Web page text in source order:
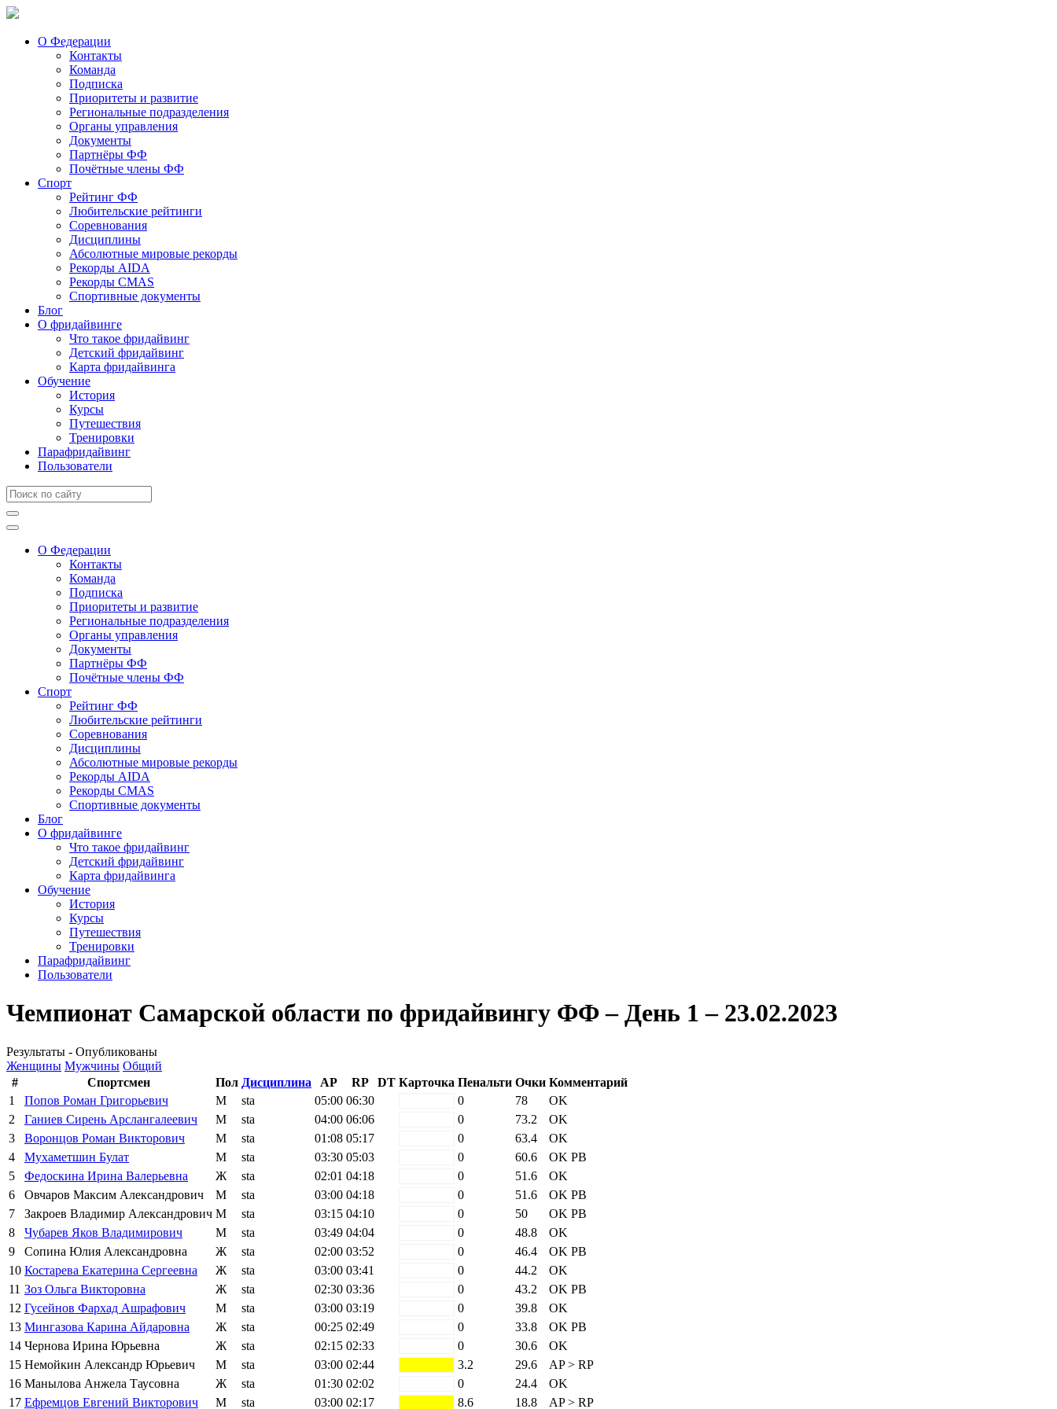
О Федерации
Контакты
Команда
Подписка
Приоритеты и развитие
Региональные подразделения
Органы управления
Документы
Партнёры ФФ
Почётные члены ФФ
Спорт
Рейтинг ФФ
Любительские рейтинги
Соревнования
Дисциплины
Абсолютные мировые рекорды
Рекорды AIDA
Рекорды CMAS
Спортивные документы
Блог
О фридайвинге
Что такое фридайвинг
Детский фридайвинг
Карта фридайвинга
Обучение
История
Курсы
Путешествия
Тренировки
Парафридайвинг
Пользователи
О Федерации
Контакты
Команда
Подписка
Приоритеты и развитие
Региональные подразделения
Органы управления
Документы
Партнёры ФФ
Почётные члены ФФ
Спорт
Рейтинг ФФ
Любительские рейтинги
Соревнования
Дисциплины
Абсолютные мировые рекорды
Рекорды AIDA
Рекорды CMAS
Спортивные документы
Блог
О фридайвинге
Что такое фридайвинг
Детский фридайвинг
Карта фридайвинга
Обучение
История
Курсы
Путешествия
Тренировки
Парафридайвинг
Пользователи
Чемпионат Самарской области по фридайвингу ФФ – День 1 – 23.02.2023
Результаты - Опубликованы
Женщины Мужчины Общий
#
Спортсмен Пол Дисциплина AP RP DT Карточка Пенальти Очки Комментарий
1
Попов Роман Григорьевич М sta 05:00 06:30 0 78
OK
2
Ганиев Сирень Арслангалеевич М sta 04:00 06:06 0 73.2
OK
3
Воронцов Роман Викторович М sta 01:08 05:17 0 63.4
OK
4
Мухаметшин Булат М sta 03:30 05:03 0 60.6 OK PB
5
Федоскина Ирина Валерьевна Ж sta 02:01 04:18 0 51.6
OK
6
Овчаров Максим Александрович М sta 03:00 04:18 0 51.6 OK PB
7
Закроев Владимир Александрович М sta 03:15 04:10 0 50 OK PB
8
Чубарев Яков Владимирович М sta 03:49 04:04 0 48.8
OK
9
Сопина Юлия Александровна Ж sta 02:00 03:52 0 46.4 OK PB
10 Костарева Екатерина Сергеевна Ж sta 03:00 03:41 0 44.2
OK
11 Зоз Ольга Викторовна Ж sta 02:30 03:36 0 43.2 OK PB
12 Гусейнов Фархад Ашрафович М sta 03:00 03:19 0 39.8
OK
13 Мингазова Карина Айдаровна Ж sta 00:25 02:49 0 33.8 OK PB
14 Чернова Ирина Юрьевна Ж sta 02:15 02:33 0 30.6
OK
15 Немойкин Александр Юрьевич М sta 03:00 02:44 3.2 29.6
AP > RP
16 Манылова Анжела Таусовна Ж sta 01:30 02:02 0 24.4
OK
17 Ефремцов Евгений Викторович М sta 03:00 02:17 8.6 18.8 AP > RP